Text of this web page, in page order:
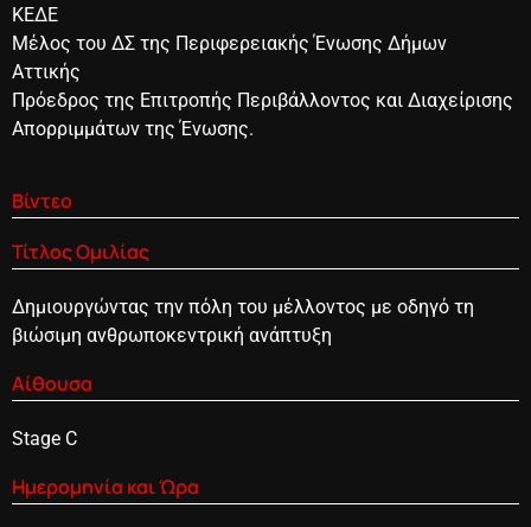
ΚΕΔΕ
Μέλος του ΔΣ της Περιφερειακής Ένωσης Δήμων
Αττικής
Πρόεδρος της Επιτροπής Περιβάλλοντος και Διαχείρισης
Απορριμμάτων της Ένωσης.
Βίντεο
Τίτλος Ομιλίας
Δημιουργώντας την πόλη του μέλλοντος με οδηγό τη
βιώσιμη ανθρωποκεντρική ανάπτυξη
Αίθουσα
Stage C
Ημερομηνία και Ώρα